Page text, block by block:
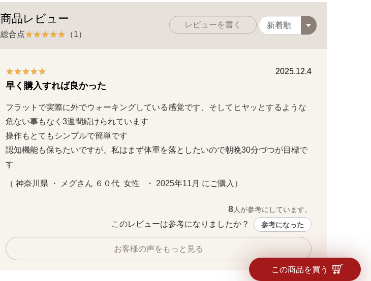
商品レビュー
総合点 （1）
レビューを書く
2025.12.4
早く購入すれば良かった
フラットで実際に外でウォーキングしている感覚です、そしてヒヤッとするような
危ない事もなく3週間続けられています
操作もとてもシンプルで簡単です
認知機能も保ちたいですが、私はまず体重を落としたいので朝晩30分づつが目標で
す
（ 神奈川県 ・ メグさん ６０代  女性   ・ 2025年11月 にご購入）
8人が参考にしています。
このレビューは参考になりましたか？ 参考になった
お客様の声をもっと見る
この商品を買う